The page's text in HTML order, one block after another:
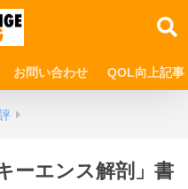
お問い合わせ QOL向上記事
ーエンス解剖」書